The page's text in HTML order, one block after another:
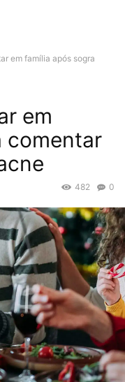
em família após sogra
em
comentar
0
482